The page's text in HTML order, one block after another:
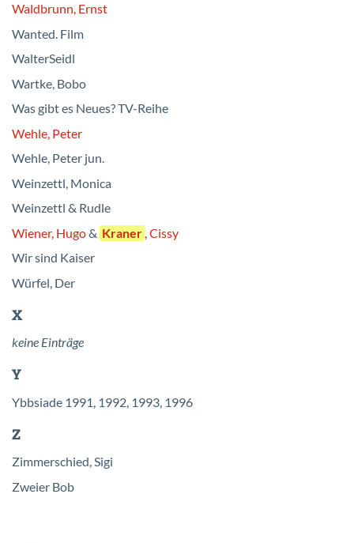
Waldbrunn, Ernst
Wanted. Film
WalterSeidl
Wartke, Bobo
Was gibt es Neues? TV-Reihe
Wehle, Peter
Wehle, Peter jun.
Weinzettl, Monica
Weinzettl & Rudle
Wiener, Hugo& Kraner , Cissy
Wir sind Kaiser
Würfel, Der
X
keine Einträge
Y
Ybbsiade 1991, 1992, 1993, 1996
Z
Zimmerschied, Sigi
Zweier Bob